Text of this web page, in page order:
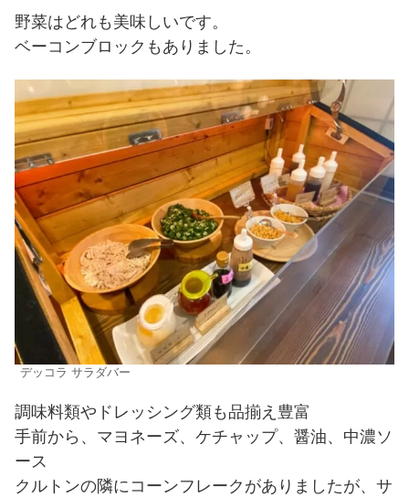
野菜はどれも美味しいです。
ベーコンブロックもありました。
デッコラ サラダバー
調味料類やドレッシング類も品揃え豊富
手前から、マヨネーズ、ケチャップ、醤油、中濃ソ
ース
クルトンの隣にコーンフレークがありましたが、サ